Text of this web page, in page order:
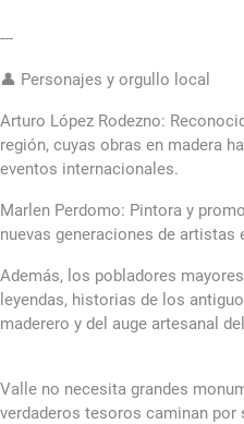
---
👤 Personajes y orgullo local
Arturo López Rodezno:
región, cuyas obras en madera
eventos internacionales.
Marlen Perdomo: Pintora y
nuevas generaciones de artistas
Además, los pobladores
leyendas, historias de los
maderero y del auge artesanal
Valle no necesita grandes
verdaderos tesoros caminan por